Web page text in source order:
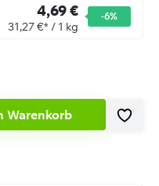
4,69 €
31,27 €* / 1 kg
-6%
Warenkorb